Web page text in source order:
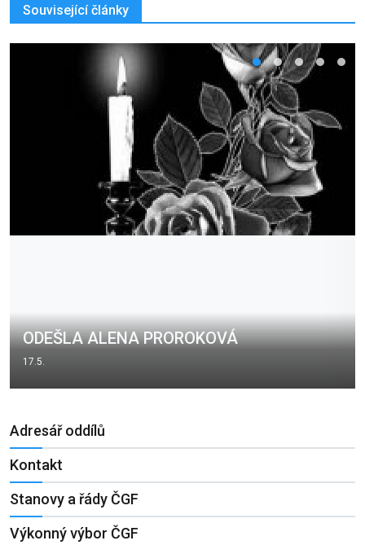
Související články
ODEŠLA ALENA PROROKOVÁ
17.5.
Adresář oddílů
Kontakt
Stanovy a řády ČGF
Výkonný výbor ČGF